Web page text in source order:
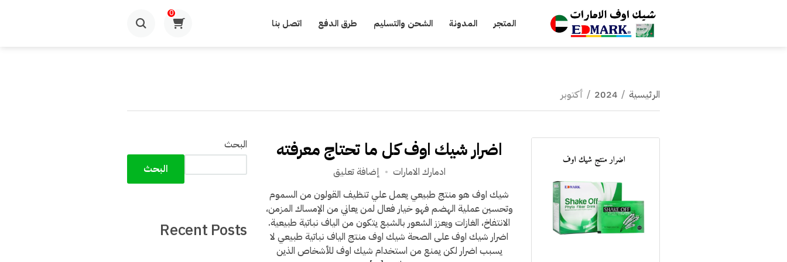
المتجر المدونة الشحن والتسليم طرق الدفع اتصل بنا
0
الرئيسية /
2024
/ أكتوبر
اضرار شيك اوف كل ما تحتاج معرفته
ادمارك الامارات إضافة تعليقعلى
شيك
اوف
كل
ما
تحتاج
شيك اوف هو منتج طبيعي يعمل علي تنظيف القولون من السموم
وتحسين عملية الهضم فهو خيار فعال لمن يعاني من الإمساك المزمن،
الانتفاخ، الغازات ويعزز الشعور بالشبع يتكون من الياف نباتية طبيعية.
اضرار شيك اوف على الصحة شيك اوف منتج الياف نباتية طبيعي لا
يسبب اضرار لكن يمنع من استخدام شيك اوف للأشخاص الذين
البحث
البحث
Recent Posts